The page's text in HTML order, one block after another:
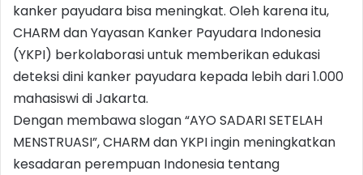
kanker payudara bisa meningkat. Oleh karena itu,
CHARM dan Yayasan Kanker Payudara Indonesia
(YKPI) berkolaborasi untuk memberikan edukasi
deteksi dini kanker payudara kepada lebih dari 1.000
mahasiswi di Jakarta.
Dengan membawa slogan “AYO SADARI SETELAH
MENSTRUASI”, CHARM dan YKPI ingin meningkatkan
kesadaran perempuan Indonesia tentang